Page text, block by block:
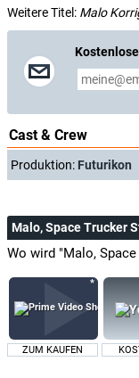
Weitere Titel: Malo
Cast & Crew
Produktion: Futurikon
Malo, Space Trucker
Wo wird "Malo,
ZUM KAUFEN